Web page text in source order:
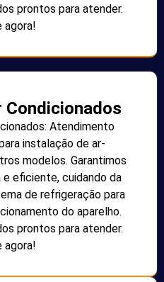
prontos para atender.
agora!
Condicionados
Atendimento
instalação de ar-
modelos. Garantimos
eficiente, cuidando da
de refrigeração para
do aparelho.
prontos para atender.
agora!